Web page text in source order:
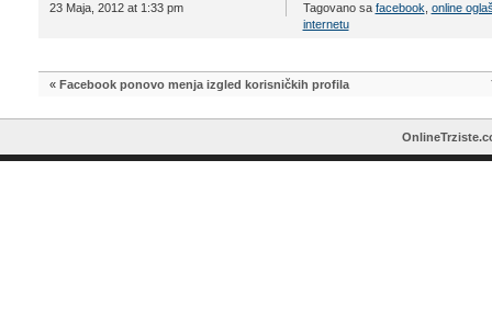
23 Maja, 2012 at 1:33 pm
Tagovano sa facebook online
internetu
« Facebook ponovo menja izgled korisničkih profila